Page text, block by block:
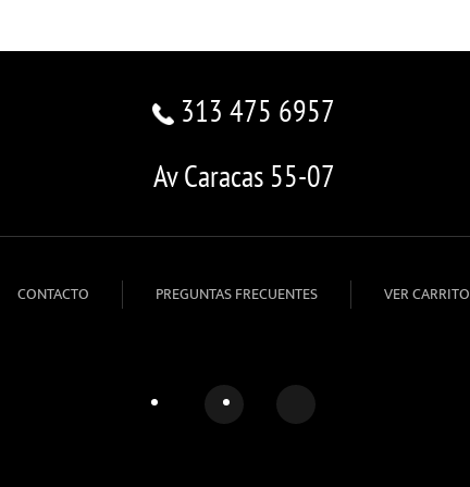
313 475 6957
Av Caracas 55-07
CONTACTO PREGUNTAS FRECUENTES VER CARRITO